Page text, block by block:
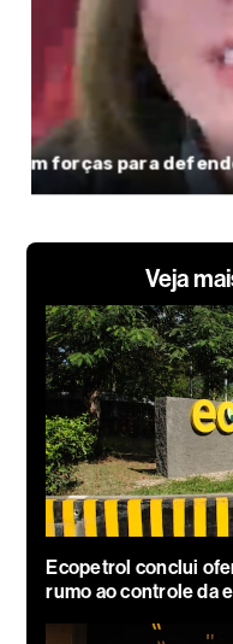
Veja
Ecopetrol conclui
rumo ao controle da